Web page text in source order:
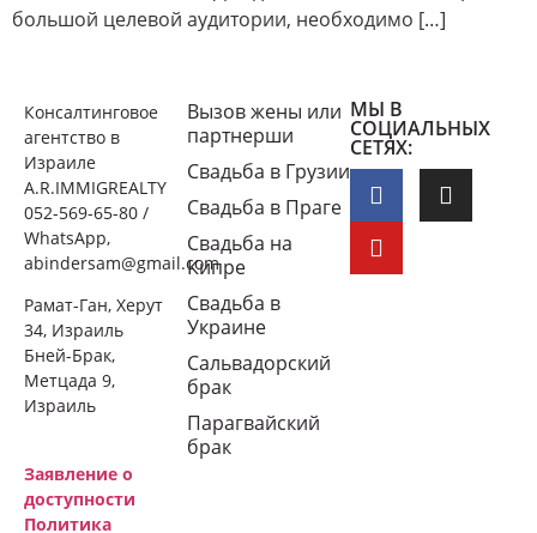
большой целевой аудитории, необходимо […]
Консалтинговое
агентство в
Израиле
A.R.IMMIGREALTY
052-569-65-80 /
WhatsApp,
abindersam@gmail.com
Рамат-Ган, Херут
34, Израиль
Бней-Брак,
Метцада 9,
Израиль
Заявление о
доступности
Политика
Вызов жены или
партнерши
Свадьба в Грузии
Свадьба в Праге
Свадьба на
Кипре
Свадьба в
Украине
Сальвадорский
брак
Парагвайский
брак
МЫ В
СОЦИАЛЬНЫХ
СЕТЯХ: